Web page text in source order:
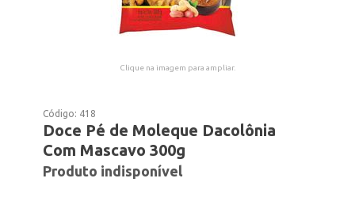
Clique na imagem para ampliar.
Código: 418
Doce Pé de Moleque Dacolônia
Com Mascavo 300g
Produto indisponível